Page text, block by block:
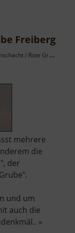
Freiberg
Grube / Osterzgebirge
mehrere
die
der
und um
auch die
»